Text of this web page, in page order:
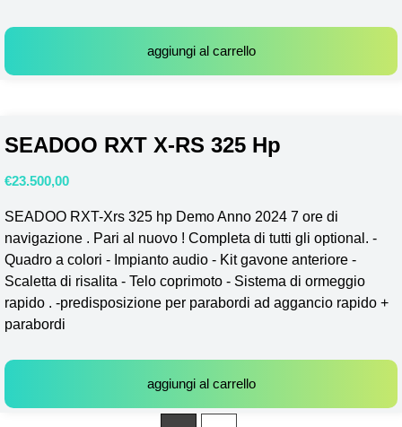
aggiungi al carrello
SEADOO RXT X-RS 325 Hp
€23.500,00
SEADOO RXT-Xrs 325 hp Demo Anno 2024 7 ore di
navigazione . Pari al nuovo ! Completa di tutti gli optional. -
Quadro a colori - Impianto audio - Kit gavone anteriore -
Scaletta di risalita - Telo coprimoto - Sistema di ormeggio
rapido . -predisposizione per parabordi ad aggancio rapido +
parabordi
aggiungi al carrello